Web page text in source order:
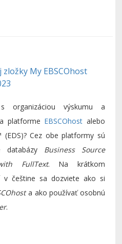
My EBSCOhost
výskumu a
platforme EBSCOhost alebo
(EDS)? Cez obe platformy sú
databázy Business Source
FullText. Na krátkom
v češtine sa dozviete ako si
a ako používať osobnú
.